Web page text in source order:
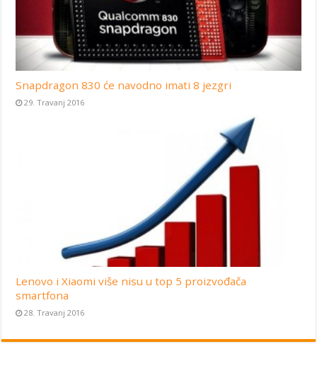
Snapdragon 830 će navodno imati 8 jezgri
29. Travanj 2016
Lenovo i Xiaomi više nisu u top 5 proizvođača
smartfona
28. Travanj 2016